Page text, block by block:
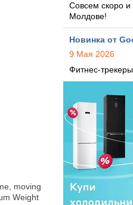
moving
Weight
Совсем скоро и
Молдове!
Новинка от
9 Мая 2026
Фитнес-